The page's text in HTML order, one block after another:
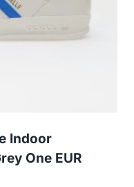
Indoor
One EUR